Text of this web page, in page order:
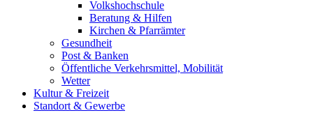
Volkshochschule
Beratung & Hilfen
Kirchen & Pfarrämter
Gesundheit
Post & Banken
Öffentliche Verkehrsmittel, Mobilität
Wetter
Kultur & Freizeit
Standort & Gewerbe